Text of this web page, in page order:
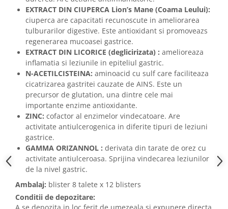
EXTRACT DIN CIUPERCA Lion’s Mane (Coama Leului):
ciuperca are capacitati recunoscute in ameliorarea
tulburarilor digestive. Este antioxidant si promoveazs
regenerarea mucoasei gastrice.
EXTRACT DIN LICORICE (deglicirizata) : amelioreaza
inflamatia si leziunile in epiteliul gastric.
N-ACETILCISTEINA: aminoacid cu sulf care faciliteaza
cicatrizarea gastritei cauzate de AINS. Este un
precursor de glutation, una dintre cele mai
importante enzime antioxidante.
ZINC: cofactor al enzimelor vindecatoare. Are
activitate antiulcerogenica in diferite tipuri de leziuni
gastrice.
GAMMA ORIZANNOL : derivata din tarate de orez cu
activitate antiulceroasa. Sprijina vindecarea leziunilor
de la nivel gastric.
Ambalaj: blister 8 talete x 12 blisters
Conditii de depozitare: